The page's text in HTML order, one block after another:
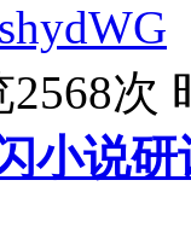
次
小说研